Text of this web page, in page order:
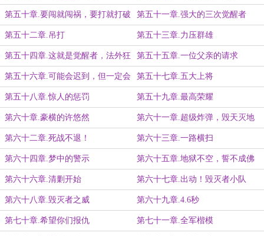
第五十章.要闯就闯祸，要打就打破 第五十一章.强大的三次觉醒者
第五十二章.吊打 第五十三章.力压群雄
第五十四章.这就是觉醒者，法外狂
徒！
第五十五章.一位父亲的请求
第五十六章.可能会迟到，但一定会
到
第五十七章.五大上将
第五十八章.惊人的惩罚 第五十九章.最高荣耀
第六十章.豪横的许悠然 第六十一章.超级炸弹，毁天灭地
第六十二章.死战不退！ 第六十三章.一路横扫
第六十四章.梦中的警示 第六十五章.地狱不空，誓不成佛
第六十六章.清剿开始 第六十七章.出动！毁灭者小队
第六十八章.毁灭者之威 第六十九章.4.6秒
第七十章.希望你们报仇 第七十一章.全军楷模